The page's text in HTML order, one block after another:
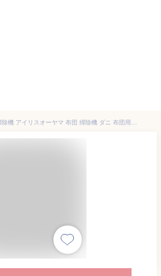
布団クリーナー ふとん掃除機 アイリスオーヤマ 布団 掃除機 ダニ 布団用掃除機 ダニ掃除機 花粉対策 花粉 ふとんクリーナー ハウスダスト ダニ退治 コンパクト ハンディ 布団 ベッド 寝具 梅雨 FCA-13